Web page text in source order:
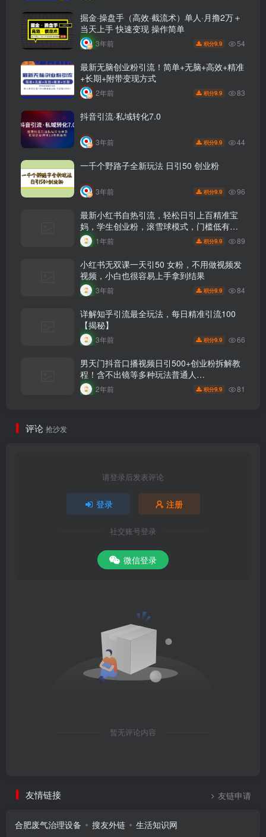
掘金·操盘手（高效·截流术）单人·月撸2万＋
当天上手 快速变现 操作简单
3年前 积分9.9 54
最新无脑创业粉引流！简单+无脑+高效+精准
+长期+附带变现方式
2年前 积分9.9 83
抖音引流·私域转化7.0
3年前 积分9.9 44
一千个野路子全新玩法 日引50 创业粉
3年前 积分9.9 96
最新小红书自热引流，轻松日引上百精准宝
妈，学生创业粉，滚雪球模式，门槛低有手
就行的一个新规则玩法
1年前 积分9.9 89
小红书无双课一天引50 女粉，不用做视频发
视频，小白也很容易上手拿到结果
3年前 积分9.9 84
详解知乎引流最全玩法，每日精准引流100
【揭秘】
3年前 积分9.9 66
男天门抖音口播视频日引500+创业粉拆解教
程！含不出镜等多种玩法普通人…
2年前 积分9.9 81
评论 抢沙发
请登录后发表评论
登录 注册
社交账号登录
微信登录
暂无评论内容
友情链接 友链申请
合肥废气治理设备 搜友外链 生活知识网